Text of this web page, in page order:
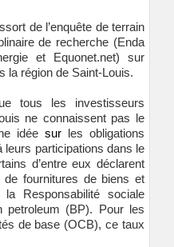
de l’enquête de terrain
de recherche (Enda
et Equonet.net) sur
la région de Saint-Louis.
tous les investisseurs
ne connaissent pas le
idée sur les obligations
leurs participations dans le
d’entre eux déclarent
fournitures de biens et
Responsabilité sociale
petroleum (BP). Pour les
de base (OCB), ce taux